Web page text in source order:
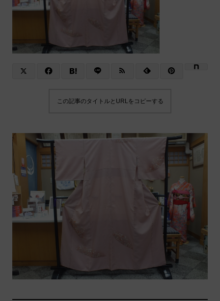
この記事のタイトルとURLをコピーする